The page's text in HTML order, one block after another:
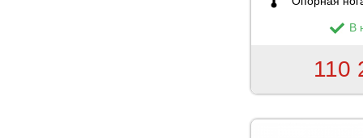
В
110